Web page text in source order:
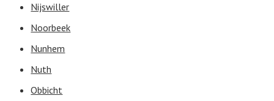
Nijswiller
Noorbeek
Nunhem
Nuth
Obbicht